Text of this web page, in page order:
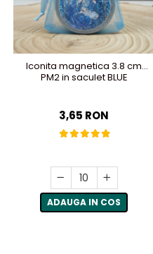
Iconita magnetica 3.8 cm
PM2 in saculet BLUE
3,65 RON
ADAUGA IN COS